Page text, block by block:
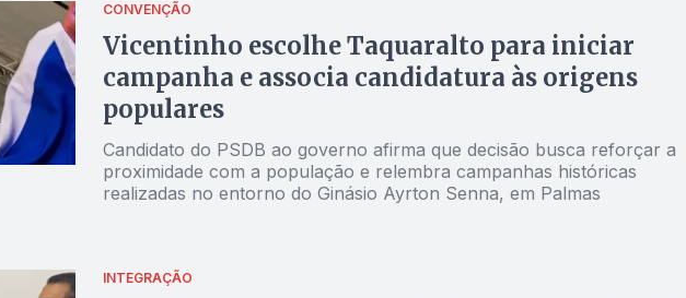
CONVENÇÃO
Vicentinho escolhe Taquaralto para iniciar
campanha e associa candidatura às origens
populares
Candidato do PSDB ao governo afirma que decisão busca reforçar a
proximidade com a população e relembra campanhas históricas
realizadas no entorno do Ginásio Ayrton Senna, em Palmas
INTEGRAÇÃO